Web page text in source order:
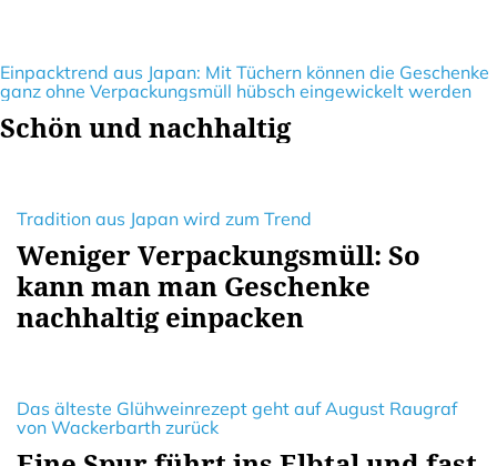
Einpacktrend aus Japan: Mit Tüchern können die Geschenke
ganz ohne Verpackungsmüll hübsch eingewickelt werden
Schön und nachhaltig
Tradition aus Japan wird zum Trend
Weniger Verpackungsmüll: So
kann man man Geschenke
nachhaltig einpacken
Das älteste Glühweinrezept geht auf August Raugraf
von Wackerbarth zurück